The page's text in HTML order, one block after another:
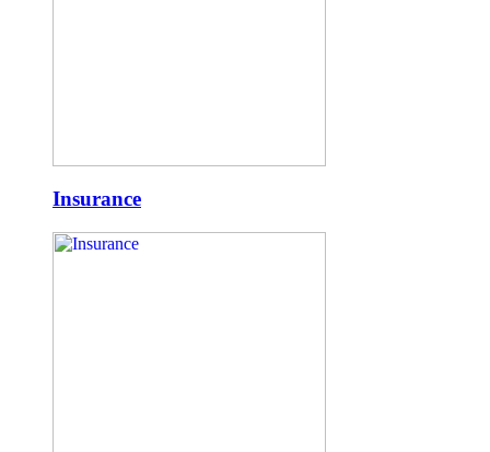
Insurance